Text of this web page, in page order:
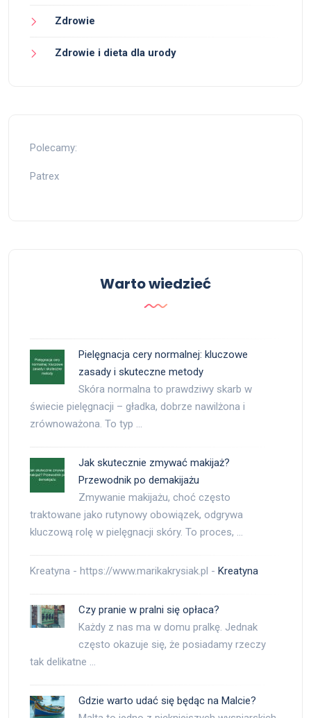
Zdrowie
Zdrowie i dieta dla urody
Polecamy:
Patrex
Warto wiedzieć
Pielęgnacja cery normalnej: kluczowe
zasady i skuteczne metody
Skóra normalna to prawdziwy skarb w
świecie pielęgnacji – gładka, dobrze nawilżona i
zrównoważona. To typ …
Jak skutecznie zmywać makijaż?
Przewodnik po demakijażu
Zmywanie makijażu, choć często
traktowane jako rutynowy obowiązek, odgrywa
kluczową rolę w pielęgnacji skóry. To proces, …
Kreatyna - https://www.marikakrysiak.pl - Kreatyna
Czy pranie w pralni się opłaca?
Każdy z nas ma w domu pralkę. Jednak
często okazuje się, że posiadamy rzeczy
tak delikatne …
Gdzie warto udać się będąc na Malcie?